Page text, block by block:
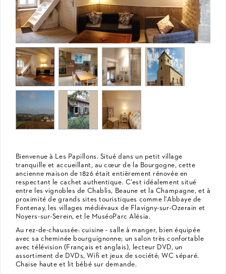
Bienvenue à Les Papillons. Situé dans un petit village
tranquille et accueillant, au cœur de la Bourgogne, cette
ancienne maison de 1826 était entièrement rénovée en
respectant le cachet authentique. C’est idéalement situé
entre les vignobles de Chablis, Beaune et la Champagne, et à
proximité de grands sites touristiques comme l'Abbaye de
Fontenay, les villages médiévaux de Flavigny-sur-Ozerain et
Noyers-sur-Serein, et le MuséoParc Alésia.
Au rez-de-chaussée: cuisine - salle à manger, bien équipée
avec sa cheminée bourguignonne; un salon très confortable
avec télévision (Français et anglais), lecteur DVD, un
assortiment de DVDs, Wifi et jeux de société; WC séparé.
Chaise haute et lit bébé sur demande.